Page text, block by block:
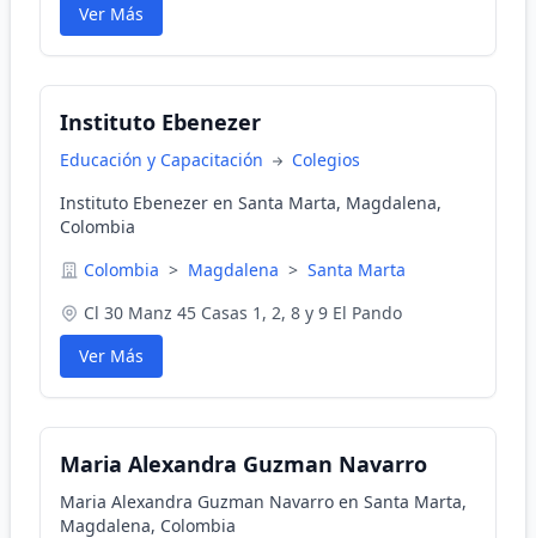
Ver Más
Instituto Ebenezer
Educación y Capacitación
Colegios
Instituto Ebenezer en Santa Marta, Magdalena,
Colombia
Colombia > Magdalena > Santa Marta
Cl 30 Manz 45 Casas 1, 2, 8 y 9 El Pando
Ver Más
Maria Alexandra Guzman Navarro
Maria Alexandra Guzman Navarro en Santa Marta,
Magdalena, Colombia